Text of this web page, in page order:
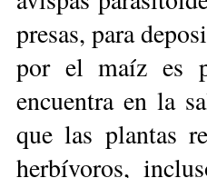
presas, para
por el maíz es
encuentra en la
que las plantas
herbívoros,